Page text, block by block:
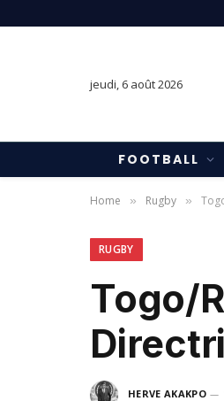
jeudi, 6 août 2026
FOOTBALL
Home » Rugby »
RUGBY
Togo/
HERVE AKAKPO